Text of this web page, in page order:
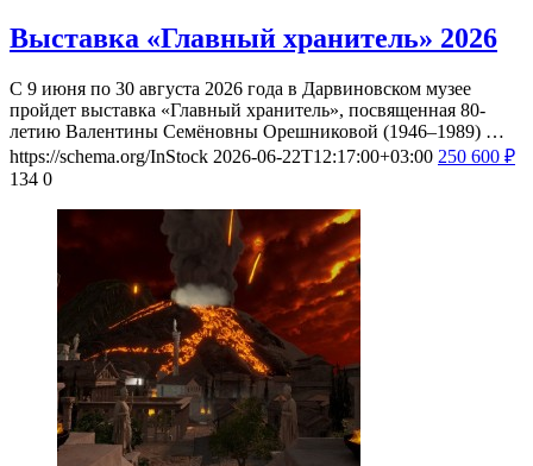
Выставка «Главный хранитель» 2026
С 9 июня по 30 августа 2026 года в Дарвиновском музее
пройдет выставка «Главный хранитель», посвященная 80-
летию Валентины Семёновны Орешниковой (1946–1989) …
https://schema.org/InStock 2026-06-22T12:17:00+03:00 250 600 ₽
134 0